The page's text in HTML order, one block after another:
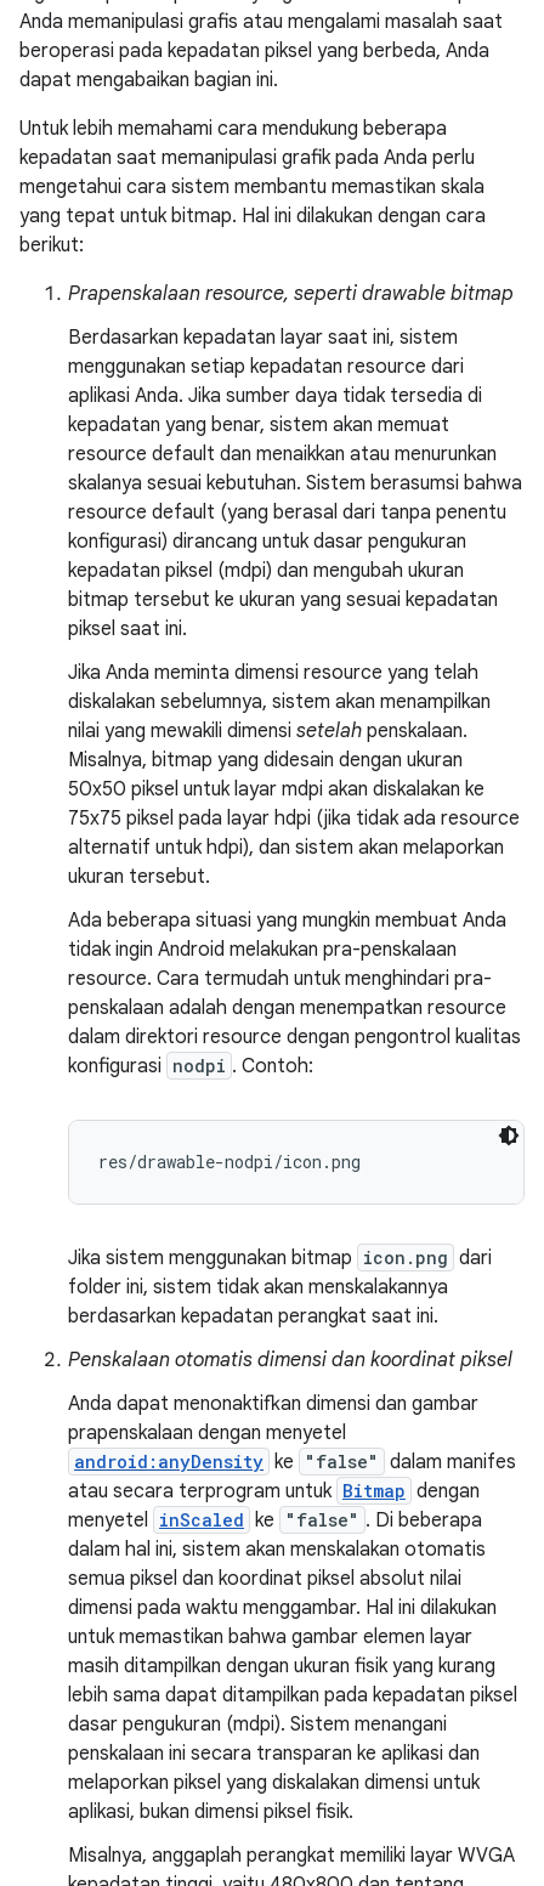
Anda memanipulasi grafis atau mengalami masalah saat
beroperasi pada kepadatan piksel yang berbeda, Anda
dapat mengabaikan bagian ini.
Untuk lebih memahami cara mendukung beberapa
kepadatan saat memanipulasi grafik pada Anda perlu
mengetahui cara sistem membantu memastikan skala
yang tepat untuk bitmap. Hal ini dilakukan dengan cara
berikut:
Prapenskalaan resource, seperti drawable bitmap
Berdasarkan kepadatan layar saat ini, sistem
menggunakan setiap kepadatan resource dari
aplikasi Anda. Jika sumber daya tidak tersedia di
kepadatan yang benar, sistem akan memuat
resource default dan menaikkan atau menurunkan
skalanya sesuai kebutuhan. Sistem berasumsi bahwa
resource default (yang berasal dari tanpa penentu
konfigurasi) dirancang untuk dasar pengukuran
kepadatan piksel (mdpi) dan mengubah ukuran
bitmap tersebut ke ukuran yang sesuai kepadatan
piksel saat ini.
Jika Anda meminta dimensi resource yang telah
diskalakan sebelumnya, sistem akan menampilkan
nilai yang mewakili dimensi setelah penskalaan.
Misalnya, bitmap yang didesain dengan ukuran
50x50 piksel untuk layar mdpi akan diskalakan ke
75x75 piksel pada layar hdpi (jika tidak ada resource
alternatif untuk hdpi), dan sistem akan melaporkan
ukuran tersebut.
Ada beberapa situasi yang mungkin membuat Anda
tidak ingin Android melakukan pra-penskalaan
resource. Cara termudah untuk menghindari pra-
penskalaan adalah dengan menempatkan resource
dalam direktori resource dengan pengontrol kualitas
konfigurasi nodpi . Contoh:
res/drawable-nodpi/icon.png
Jika sistem menggunakan bitmap icon.png dari
folder ini, sistem tidak akan menskalakannya
berdasarkan kepadatan perangkat saat ini.
Penskalaan otomatis dimensi dan koordinat piksel
Anda dapat menonaktifkan dimensi dan gambar
prapenskalaan dengan menyetel
android:anyDensity ke "false"
dalam manifes
atau secara terprogram untuk Bitmap dengan
menyetel
inScaled ke "false" . Di beberapa
dalam hal ini, sistem akan menskalakan otomatis
semua piksel dan koordinat piksel absolut nilai
dimensi pada waktu menggambar. Hal ini dilakukan
untuk memastikan bahwa gambar elemen layar
masih ditampilkan dengan ukuran fisik yang kurang
lebih sama dapat ditampilkan pada kepadatan piksel
dasar pengukuran (mdpi). Sistem menangani
penskalaan ini secara transparan ke aplikasi dan
melaporkan piksel yang diskalakan dimensi untuk
aplikasi, bukan dimensi piksel fisik.
Misalnya, anggaplah perangkat memiliki layar WVGA